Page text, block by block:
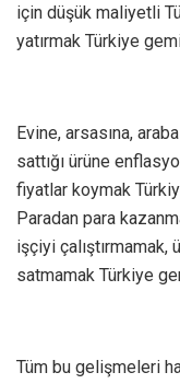
için düşük maliyetli
yatırmak Türkiye
Evine, arsasına,
sattığı ürüne
fiyatlar koymak
Paradan para
işçiyi çalıştırmamak,
satmamak Türkiye
Tüm bu gelişmeleri